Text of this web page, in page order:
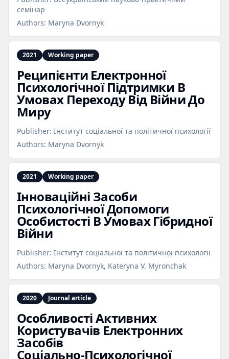
семінар
Authors: Maryna Dvornyk
2021 Working paper
Реципієнти Електронної
Психологічної Підтримки В
Умовах Переходу Від Війни До
Миру
Publisher: Інститут соціальної та політичної психології
Authors: Maryna Dvornyk
2021 Working paper
Інноваційні Засоби
Психологічної Допомоги
Особистості В Умовах Гібридної
Війни
Publisher: Інститут соціальної та політичної психології
Authors: Maryna Dvornyk, Kateryna V. Myronchak
2020 Journal article
Особливості Активних
Користувачів Електронних
Засобів
Соціально‑Психологічної